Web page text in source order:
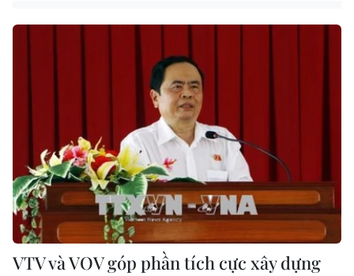
VTV và VOV góp phần tích cực xây dựng